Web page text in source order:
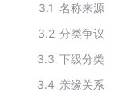
3.1 名称来源
3.2 分类争议
3.3 下级分类
3.4 亲缘关系